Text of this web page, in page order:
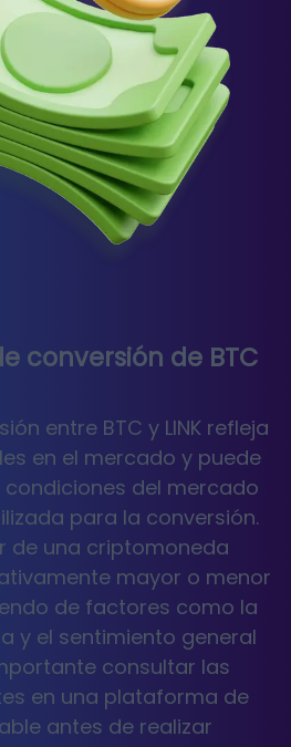
conversión de BTC
entre BTC y LINK refleja
en el mercado y puede
del mercado
para la conversión.
de una criptomoneda
mayor o menor
de factores como la
y el sentimiento general
consultar las
en una plataforma de
antes de realizar